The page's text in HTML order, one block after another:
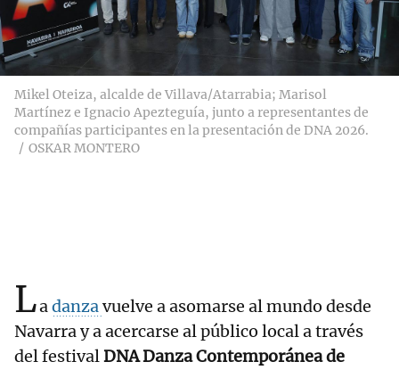
Mikel Oteiza, alcalde de Villava/Atarrabia; Marisol
Martínez e Ignacio Apezteguía, junto a representantes de
compañías participantes en la presentación de DNA 2026.
OSKAR MONTERO
Ladanzavuelve a asomarse al mundo desde
Navarra y a acercarse al público local a través
del festivalDNA Danza Contemporánea de